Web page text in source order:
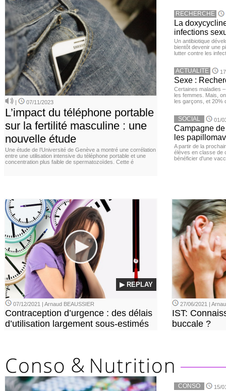
| 07/11/2023
L’impact du téléphone portable
sur la fertilité masculine : une
nouvelle étude
Une étude de l’Université de Genève a montré une corrélation
entre une utilisation intensive du téléphone portable et une
concentration plus faible de spermatozoïdes. Cette é
RECHERCHE
La
infections
Un antibiotique
bientôt devenir une
lutter contre les
ACTUALITE
Sexe :
Certaines maladies
les femmes. Mais,
les garçons, et 20%
SOCIAL 01/
Campagne
les
A partir de la
élèves en classe de
bénéficier d'une
▶ REPLAY
07/12/2021 | Arnaud BEAUSSIER
Contraception d’urgence : des délais
d’utilisation largement sous-estimés
27/06/2021 |
IST:
buccale ?
CONSO 15/